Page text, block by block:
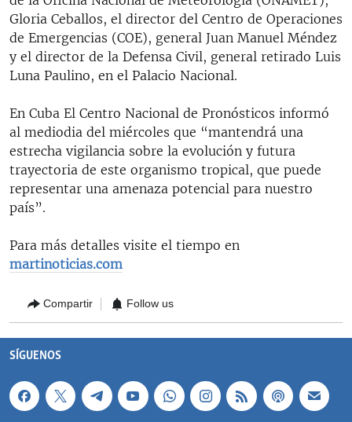
Gloria Ceballos, el director del Centro de Operaciones
de Emergencias (COE), general Juan Manuel Méndez
y el director de la Defensa Civil, general retirado Luis
Luna Paulino, en el Palacio Nacional.
En Cuba El Centro Nacional de Pronósticos informó
al mediodia del miércoles que “mantendrá una
estrecha vigilancia sobre la evolución y futura
trayectoria de este organismo tropical, que puede
representar una amenaza potencial para nuestro
país”.
Para más detalles visite el tiempo en
martinoticias.com
Compartir Follow us
SÍGUENOS